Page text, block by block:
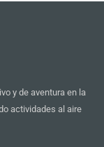
y de aventura en la
actividades al aire